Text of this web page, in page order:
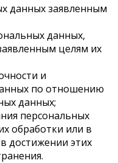
данных заявленным
данных,
целям их
и
по отношению
данных;
персональных
обработки или в
достижении этих